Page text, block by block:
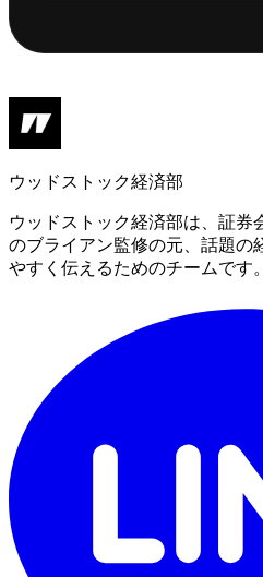
ウッドストック経済部
ウッドストック経済部は、証券
のブライアン監修の元、話題の
やすく伝えるためのチームです。